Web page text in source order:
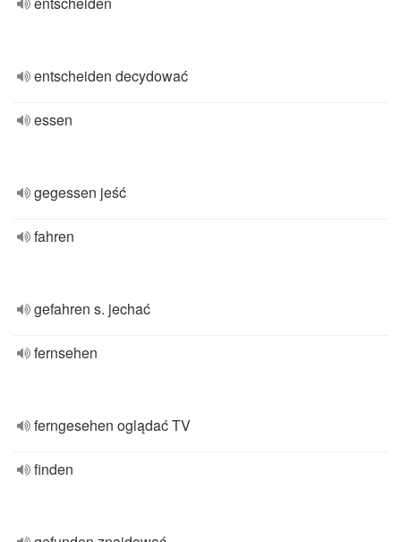
entscheiden decydować
essen
gegessen jeść
fahren
gefahren s. jechać
fernsehen
ferngesehen oglądać TV
finden